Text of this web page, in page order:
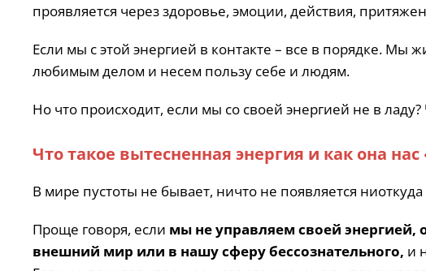
проявляется через здоровье, эмоции, действия,
Если мы с этой энергией в контакте – все в порядке. Мы
любимым делом и несем пользу себе и людям.
Но что происходит, если мы со своей энергией не в
Что такое вытесненная энергия и как она нас
В мире пустоты не бывает, ничто не появляется
Проще говоря, если мы не управляем своей энергией,
внешний мир или в нашу сферу бессознательного, и